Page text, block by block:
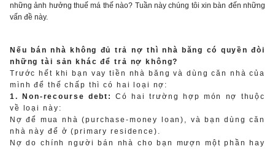
những ảnh hưởng thuế má thế nào? Tuần này chúng tôi xin bàn đến những
vấn đề này.
Nếu bán nhà không đủ trả nợ thì nhà băng có quyền đòi
những tài sản khác để trả nợ không?
Trước hết khi bạn vay tiền nhà băng và dùng căn nhà của
mình để thế chấp thì có hai loại nợ:
1. Non-recourse debt:
Có hai trường hợp món nợ thuộc
về loại này:
Nợ để mua nhà (purchase-money loan), và bạn dùng căn
nhà này để ở (primary residence).
Nợ do chính người bán nhà cho bạn mượn một phần hay